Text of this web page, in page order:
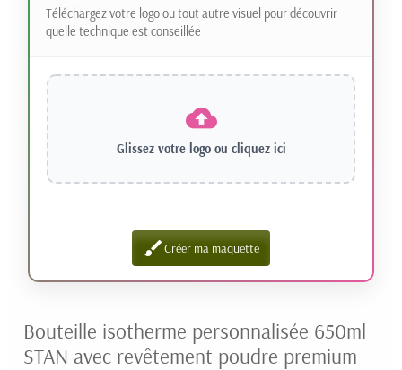
Téléchargez votre logo ou tout autre visuel pour découvrir
quelle technique est conseillée
Glissez votre logo ou cliquez ici
brushCréer ma maquette
Bouteille isotherme personnalisée 650ml
STAN avec revêtement poudre premium